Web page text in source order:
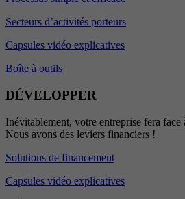
Secteurs d’activités porteurs
Capsules vidéo explicatives
Boîte à outils
DÉVELOPPER
Inévitablement, votre entreprise fera face
Nous avons des leviers financiers !
Solutions de financement
Capsules vidéo explicatives